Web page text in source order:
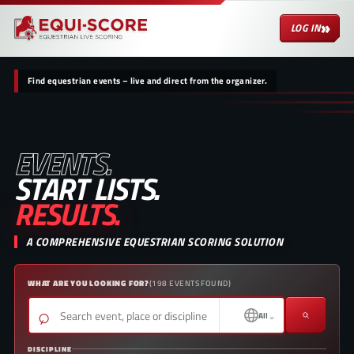
LOG IN»
Find equestrian events – live and direct from the organizer.
EVENTS.
START LISTS.
RESULTS.
A COMPREHENSIVE EQUESTRIAN SCORING SOLUTION
WHAT ARE YOU LOOKING FOR?(198 EVENTS FOUND)
⌕ All ⌄
DISCIPLINE